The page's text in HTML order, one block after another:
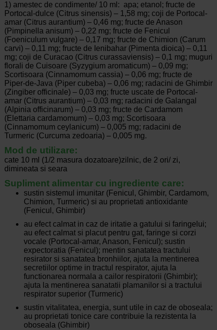
1) amestec de condimente/ 10 ml: apa; etanol; fructe de
Portocal-dulce (Citrus sinensis) – 1,58 mg; coji de Portocal-
amar (Citrus aurantium) – 0,46 mg; fructe de Anason
(Pimpinella anisum) – 0,22 mg; fructe de Fenicul
(Foeniculum vulgare) – 0,17 mg; fructe de Chimion (Carum
carvi) – 0,11 mg; fructe de Ienibahar (Pimenta dioica) – 0,11
mg; coji de Curacao (Citrus curassaviensis) – 0,1 mg; muguri
florali de Cuisoare (Syzygium aromaticum) – 0,09 mg;
Scortisoara (Cinnamomum cassia) – 0,06 mg; fructe de
Piper-de-Java (Piper cubeba) – 0,06 mg; radacini de Ghimbir
(Zingiber officinale) – 0,03 mg; fructe uscate de Portocal-
amar (Citrus aurantium) – 0,03 mg; radacini de Galangal
(Alpinia officinarum) – 0,03 mg; fructe de Cardamom
(Elettaria cardamomum) – 0,03 mg; Scortisoara
(Cinnamomum ceylanicum) – 0,005 mg; radacini de
Turmeric (Curcuma zedoaria) – 0,005 mg.
Mod de utilizare:
cate 10 ml (1/2 masura dozatoare)zilnic, de 2 ori/ zi,
dimineata si seara
Supliment alimentar cu ingrediente care:
sustin sistemul imunitar (Fenicul, Ghimbir, Cardamom,
Chimion, Turmeric) si au proprietati antioxidante
(Fenicul, Ghimbir)
au efect calmat in caz de iritatie a gatului si faringelui;
au efect calmat si placut pentru gat, faringe si corzi
vocale (Portocal-amar, Anason, Fenicul); sustin
expectoratia (Fenicul); mentin sanatatea tractului
resirator si sanatatea bronhiilor, ajuta la mentinerea
secretiilor optime in tractul respirator, ajuta la
functionarea normala a cailor respiratorii (Ghimbir);
ajuta la mentinerea sanatatii plamanilor si a tractului
respirator superior (Turmeric)
sustin vitalitatea, energia, sunt utile in caz de oboseala;
au proprietati tonice care contribuie la rezistenta la
oboseala (Ghimbir)